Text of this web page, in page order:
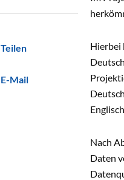
Teilen
E-Mail
Hierbei
Nach
Daten